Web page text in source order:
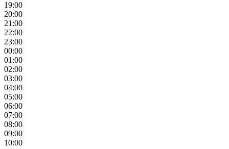
19:00
20:00
21:00
22:00
23:00
00:00
01:00
02:00
03:00
04:00
05:00
06:00
07:00
08:00
09:00
10:00